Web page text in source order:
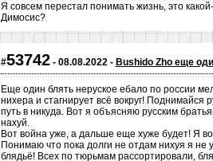
Я совсем перестал понимать жизнь, это
Димосис?
#53742- 08.08.2022 - Bushido Zho еще
Еще один блять неруское ебало по россии
нихера и стагнирует всё вокруг! Поднимайся
путь в никуда. Вот я объясняю русским
нахуй.
Вот война уже, а дальше еще хуже будет! Я
Понимаю что пока долги не отдам нихуя я не
блядьё! Всех по тюрьмам рассортировали,